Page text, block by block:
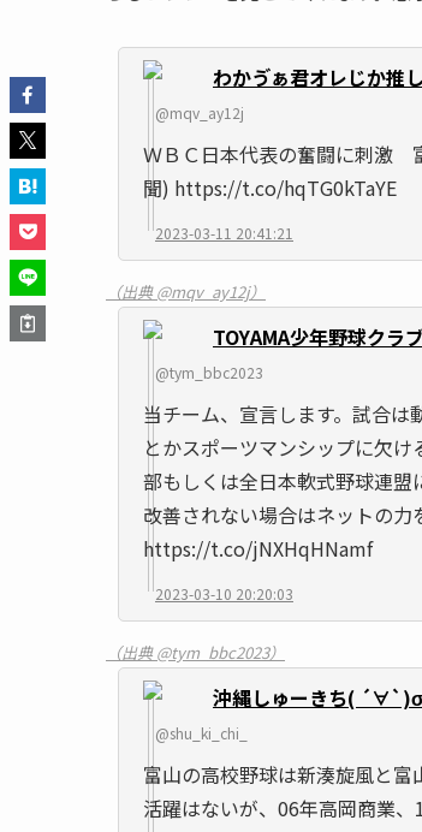
わかゔぁ君オレじか推
@mqv_ay12j
ＷＢＣ日本代表の奮闘に刺激
聞) https://t.co/hqTG0kTaYE
2023-03-11 20:41:21
（出典 @mqv_ay12j）
TOYAMA少年野球クラ
@tym_bbc2023
当チーム、宣言します。試合
とかスポーツマンシップに欠
部もしくは全日本軟式野球連盟
改善されない場合はネットの
https://t.co/jNXHqHNamf
2023-03-10 20:20:03
（出典 @tym_bbc2023）
沖縄しゅーきち(
@shu_ki_chi_
富山の高校野球は新湊旋風と
活躍はないが、06年高岡商業